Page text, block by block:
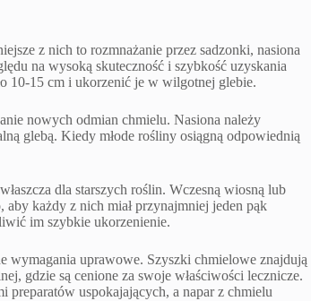
z nich to rozmnażanie przez sadzonki, nasiona
na wysoką skuteczność i szybkość uzyskania
10-15 cm i ukorzenić je w wilgotnej glebie.
nowych odmian chmielu. Nasiona należy
glebą. Kiedy młode rośliny osiągną odpowiednią
dla starszych roślin. Wczesną wiosną lub
aby każdy z nich miał przynajmniej jeden pąk
im szybkie ukorzenienie.
wymagania uprawowe. Szyszki chmielowe znajdują
gdzie są cenione za swoje właściwości lecznicze.
preparatów uspokajających, a napar z chmielu